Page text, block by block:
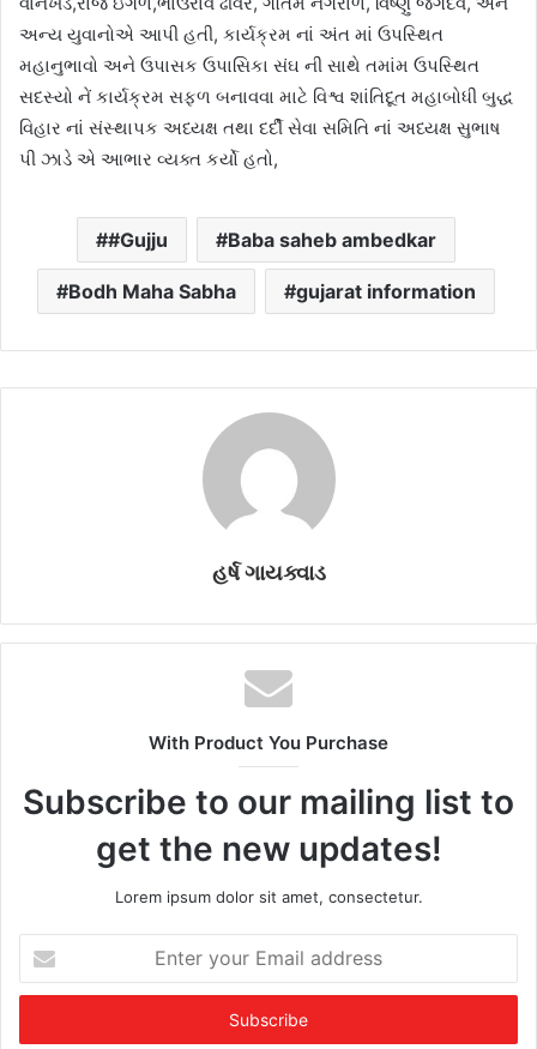
અન્ય યુવાનોએ આપી હતી, કાર્યક્રમ નાં અંત માં ઉપસ્થિત
મહાનુભાવો અને ઉપાસક ઉપાસિકા સંઘ ની સાથે તમાંમ ઉપસ્થિત
સદસ્યો નેં કાર્યક્રમ સફળ બનાવવા માટે વિશ્વ શાંતિદૂત મહાબોધી બુદ્ધ
વિહાર નાં સંસ્થાપક અધ્યક્ષ તથા દર્દી સેવા સમિતિ નાં અધ્યક્ષ સુભાષ
પી ઝાડે એ આભાર વ્યક્ત કર્યો હતો,
#Gujju Baba saheb ambedkar
Bodh Maha Sabha gujarat information
હર્ષ ગાયક્વાડ
With Product You Purchase
Subscribe to our mailing list to
get the new updates!
Lorem ipsum dolor sit amet, consectetur.
t